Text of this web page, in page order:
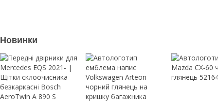
Новинки